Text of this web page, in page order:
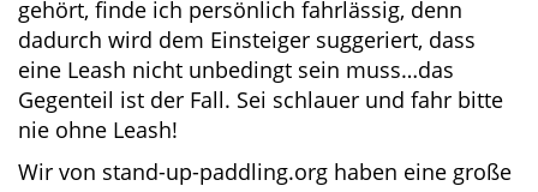
Ein kleines Manko ist sicherlich, dass der ein
oder andere Anfänger ein Paddel und eine
Leash im Set vermisst. Das fehlende Paddel
finde ich persönlich halb so wild, auf Dauer
wirst du wahrscheinlich sowieso ein individuell
passendes und leichtes Modell bevorzugen.